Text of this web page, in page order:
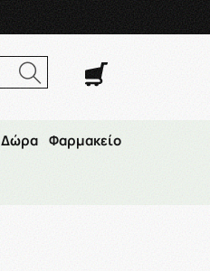
Δώρα Φαρμακείο